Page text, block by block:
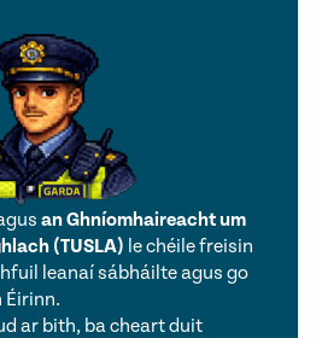
an Ghníomhaireacht um
(TUSLA) le chéile freisin
leanaí sábháilte agus go
Éirinn.
ar bith, ba cheart duit